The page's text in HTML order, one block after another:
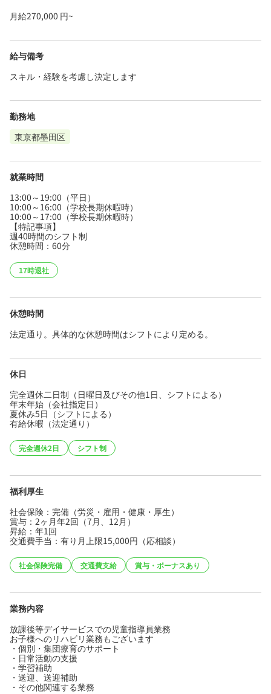
月給270,000 円~
給与備考
スキル・経験を考慮し決定します
勤務地
東京都墨田区
就業時間
13:00～19:00（平日）
10:00～16:00（学校長期休暇時）
10:00～17:00（学校長期休暇時）
【特記事項】
週40時間のシフト制
休憩時間：60分
17時退社
休憩時間
法定通り。具体的な休憩時間はシフトにより定める。
休日
完全週休二日制（日曜日及びその他1日、シフトによる）
年末年始（会社指定日）
夏休み5日（シフトによる）
有給休暇（法定通り）
完全週休2日 シフト制
福利厚生
社会保険：完備（労災・雇用・健康・厚生）
賞与：2ヶ月年2回（7月、12月）
昇給：年1回
交通費手当：有り月上限15,000円（応相談）
社会保険完備 交通費支給 賞与・ボーナスあり
業務内容
放課後等デイサービスでの児童指導員業務
お子様へのリハビリ業務もございます
・個別・集団療育のサポート
・日常活動の支援
・学習補助
・送迎、送迎補助
・その他関連する業務